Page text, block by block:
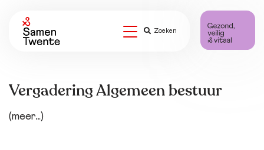
Zoeken
Vergadering Algemeen bestuur
(meer…)